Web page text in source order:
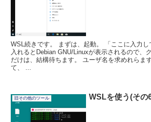
WSL続きです。 まずは、起動。 「ここに入力し
入れるとDebian GNU/Linuxが表示されるので、
だけは、結構待ちます。 ユーザ名を求めれらま
て、 ...
旧その他のツール WSLを使う(その